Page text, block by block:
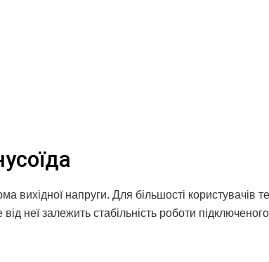
напруги. Для більшості користувачів
неї залежить стабільність роботи підключеного